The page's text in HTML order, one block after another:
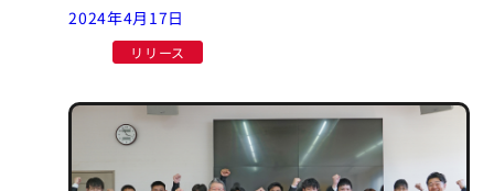
2024年4月17日
リリース